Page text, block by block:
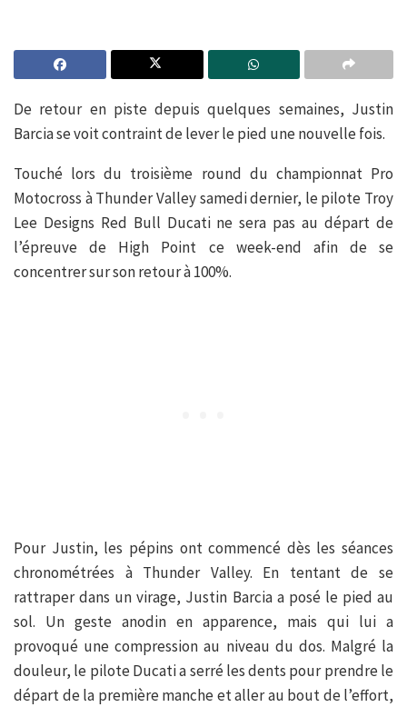
De retour en piste depuis quelques semaines, Justin
Barcia se voit contraint de lever le pied une nouvelle fois.
Touché lors du troisième round du championnat Pro
Motocross à Thunder Valley samedi dernier, le pilote Troy
Lee Designs Red Bull Ducati ne sera pas au départ de
l’épreuve de High Point ce week-end afin de se
concentrer sur son retour à 100%.
Pour Justin, les pépins ont commencé dès les séances
chronométrées à Thunder Valley. En tentant de se
rattraper dans un virage, Justin Barcia a posé le pied au
sol. Un geste anodin en apparence, mais qui lui a
provoqué une compression au niveau du dos. Malgré la
douleur, le pilote Ducati a serré les dents pour prendre le
départ de la première manche et aller au bout de l’effort,